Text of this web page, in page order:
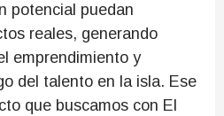
potencial puedan
reales, generando
emprendimiento y
del talento en la isla. Ese
que buscamos con El